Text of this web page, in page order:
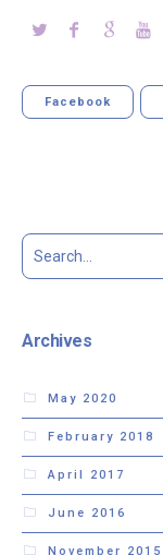
Facebook
Archives
May 2020
February 2018
April 2017
June 2016
November 2015